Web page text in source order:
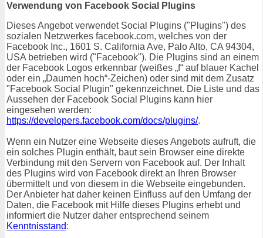
Verwendung von Facebook Social Plugins
Dieses Angebot verwendet Social Plugins ("Plugins") des
sozialen Netzwerkes facebook.com, welches von der
Facebook Inc., 1601 S. California Ave, Palo Alto, CA 94304,
USA betrieben wird ("Facebook"). Die Plugins sind an einem
der Facebook Logos erkennbar (weißes „f“ auf blauer Kachel
oder ein „Daumen hoch“-Zeichen) oder sind mit dem Zusatz
"Facebook Social Plugin" gekennzeichnet. Die Liste und das
Aussehen der Facebook Social Plugins kann hier
eingesehen werden:
https://developers.facebook.com/docs/plugins/.
Wenn ein Nutzer eine Webseite dieses Angebots aufruft, die
ein solches Plugin enthält, baut sein Browser eine direkte
Verbindung mit den Servern von Facebook auf. Der Inhalt
des Plugins wird von Facebook direkt an Ihren Browser
übermittelt und von diesem in die Webseite eingebunden.
Der Anbieter hat daher keinen Einfluss auf den Umfang der
Daten, die Facebook mit Hilfe dieses Plugins erhebt und
informiert die Nutzer daher entsprechend seinem
Kenntnisstand: